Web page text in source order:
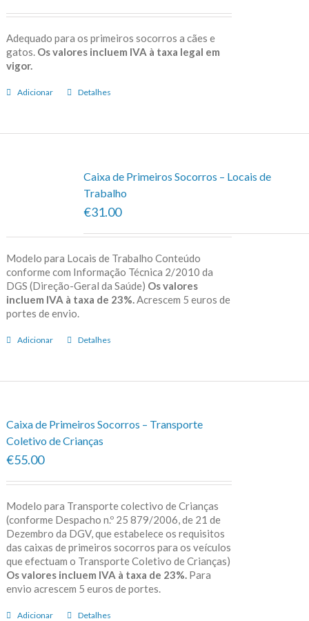
Adequado para os primeiros socorros a cães e
gatos. Os valores incluem IVA à taxa legal em
vigor.
Adicionar Detalhes
Caixa de Primeiros Socorros – Locais de
Trabalho
€31.00
Modelo para Locais de Trabalho Conteúdo
conforme com Informação Técnica 2/2010 da
DGS (Direção-Geral da Saúde) Os valores
incluem IVA à taxa de 23%. Acrescem 5 euros de
portes de envio.
Adicionar Detalhes
Caixa de Primeiros Socorros – Transporte
Coletivo de Crianças
€55.00
Modelo para Transporte colectivo de Crianças
(conforme Despacho n.º 25 879/2006, de 21 de
Dezembro da DGV, que estabelece os requisitos
das caixas de primeiros socorros para os veículos
que efectuam o Transporte Coletivo de Crianças)
Os valores incluem IVA à taxa de 23%. Para
envio acrescem 5 euros de portes.
Adicionar Detalhes